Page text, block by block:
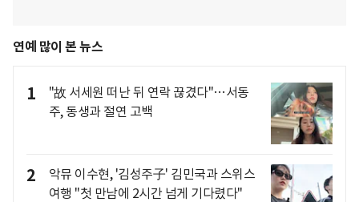
연예 많이 본 뉴스
1
"故 서세원 떠난 뒤 연락 끊겼다"…서동
주, 동생과 절연 고백
2
악뮤 이수현, '김성주子' 김민국과 스위스
여행 "첫 만남에 2시간 넘게 기다렸다"